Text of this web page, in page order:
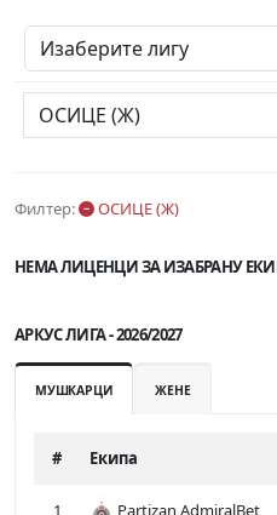
Филтер: ОСИЦЕ (Ж)
НЕМА ЛИЦЕНЦИ ЗА ИЗАБРАНУ
АРКУС ЛИГА - 2026/2027
МУШКАРЦИ ЖЕНЕ
# Екипа
1 Partizan AdmiralBet